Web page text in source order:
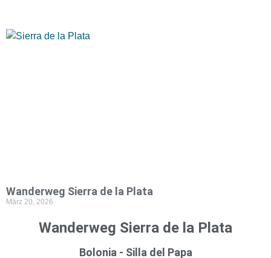
Wanderweg Sierra de la Plata
März 20, 2026
Wanderweg Sierra de la Plata
Bolonia - Silla del Papa